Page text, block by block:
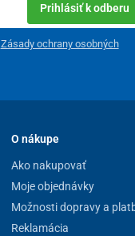
Prihlásiť k odberu
Zásady ochrany osobných
O nákupe
Ako nakupovať
Moje objednávky
Možnosti dopravy a
Reklamácia